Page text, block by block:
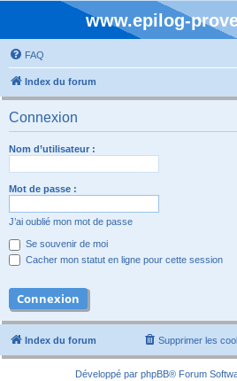
www.epilog-
FAQ
Index du forum
Connexion
Nom d’utilisateur :
Mot de passe :
J’ai oublié mon mot de passe
Se souvenir de moi
Cacher mon statut en ligne pour cette session
Index du forum Supprimer les
Développé par phpBB® Forum